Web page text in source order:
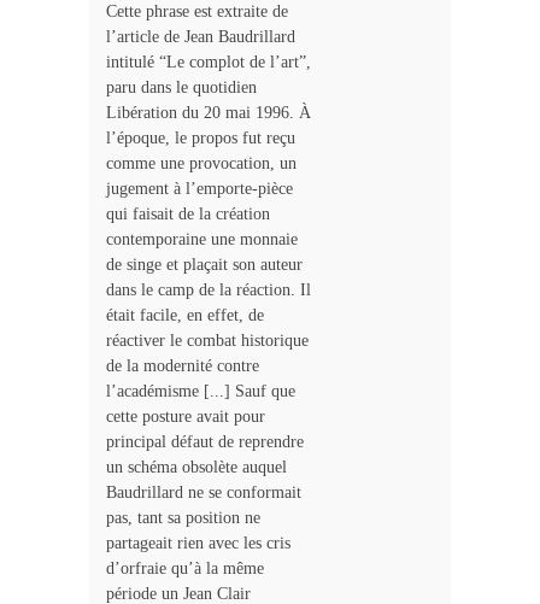
Cette phrase est extraite de
l’article de Jean Baudrillard
intitulé “Le complot de l’art”,
paru dans le quotidien
Libération du 20 mai 1996. À
l’époque, le propos fut reçu
comme une provocation, un
jugement à l’emporte-pièce
qui faisait de la création
contemporaine une monnaie
de singe et plaçait son auteur
dans le camp de la réaction. Il
était facile, en effet, de
réactiver le combat historique
de la modernité contre
l’académisme [...] Sauf que
cette posture avait pour
principal défaut de reprendre
un schéma obsolète auquel
Baudrillard ne se conformait
pas, tant sa position ne
partageait rien avec les cris
d’orfraie qu’à la même
période un Jean Clair